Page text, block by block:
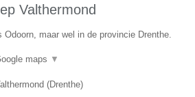
Valthermond
Odoorn, maar wel in de provincie Drenthe.
maps ▼
(Drenthe)